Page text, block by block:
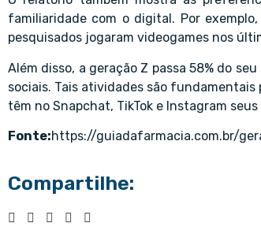
familiaridade com o digital. Por
pesquisados jogaram videogames nos
Além disso, a geração Z passa 58% do
sociais. Tais atividades são
têm no Snapchat, TikTok e Instagram
Fonte:https://guiadafarmacia.com.br/
Compartilhe: